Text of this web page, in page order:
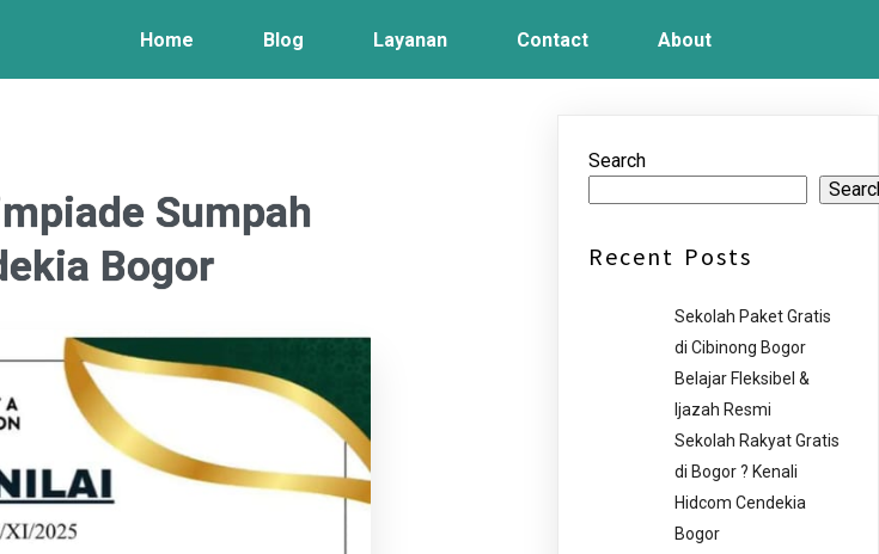
Home Blog Layanan Contact About
Sumpah
Bogor
Search
Recent Posts
Sekolah Paket Gratis
di Cibinong Bogor
Belajar Fleksibel &
Ijazah Resmi
Sekolah Rakyat Gratis
di Bogor ? Kenali
Hidcom Cendekia
Bogor